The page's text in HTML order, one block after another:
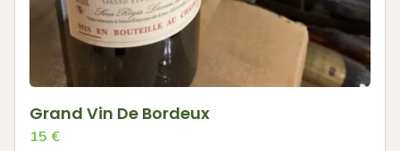
Grand Vin De Bordeux
15 €